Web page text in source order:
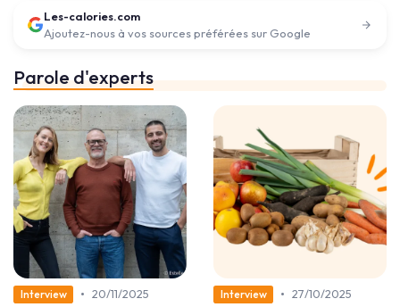
Les-calories.com
Ajoutez-nous à vos sources préférées sur Google
Parole d'experts
Interview • 20/11/2025
Interview • 27/10/2025